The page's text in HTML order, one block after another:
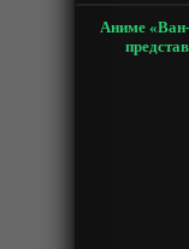
Аниме